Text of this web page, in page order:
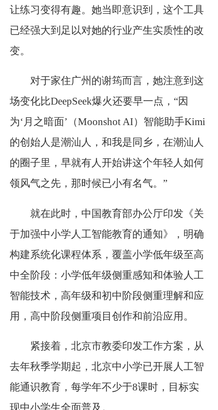
让练习变得有趣。她当即意识到，这个工具
已经强大到足以对她的行业产生实质性的改
变。
对于家住广州的谢筠而言，她注意到这
场变化比DeepSeek爆火还要早一点，“因
为‘月之暗面’（Moonshot AI）智能助手Kimi
的创始人是潮汕人，和我是同乡，在潮汕人
的圈子里，早就有人开始讲这个年轻人如何
领风气之先，那时候已小有名气。”
就在此时，中国教育部办公厅印发《关
于加强中小学人工智能教育的通知》，明确
构建系统化课程体系，覆盖小学低年级至高
中全阶段：小学低年级侧重感知和体验人工
智能技术，高年级和初中阶段侧重理解和应
用，高中阶段侧重项目创作和前沿应用。
紧接着，北京市教委印发工作方案，从
去年秋季学期起，北京中小学已开展人工智
能通识教育，每学年不少于8课时，目标实
现中小学生全面普及。